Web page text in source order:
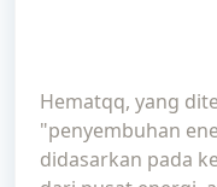
Hematqq, yang
"penyembuhan
didasarkan pada